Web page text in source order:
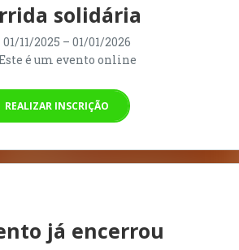
solidária
01/11/2025 – 01/01/2026
é um evento online
REALIZAR INSCRIÇÃO
já encerrou